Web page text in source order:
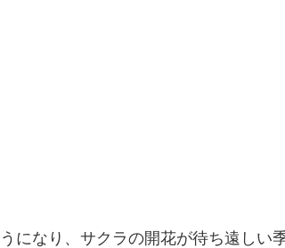
になり、サクラの開花が待ち遠しい